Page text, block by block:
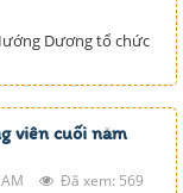
Dương tổ chức
viên cuối năm
Đã xem: 569